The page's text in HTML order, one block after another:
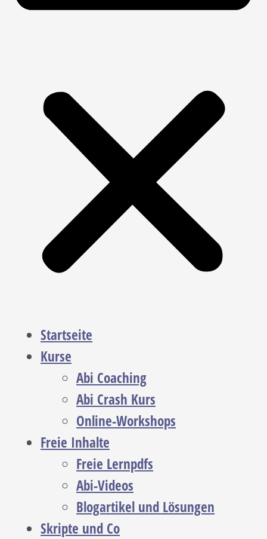
Startseite
Kurse
Abi Coaching
Abi Crash Kurs
Online-Workshops
Freie Inhalte
Freie Lernpdfs
Abi-Videos
Blogartikel und Lösungen
Skripte und Co